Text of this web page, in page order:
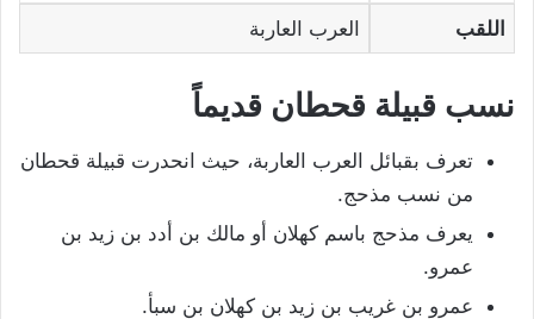
اللقب العرب العاربة
نسب قبيلة قحطان قديماً
تعرف بقبائل العرب العاربة، حيث انحدرت قبيلة قحطان
من نسب مذحج.
يعرف مذحج باسم كهلان أو مالك بن أدد بن زيد بن
عمرو.
عمرو بن غريب بن زيد بن كهلان بن سبأ.